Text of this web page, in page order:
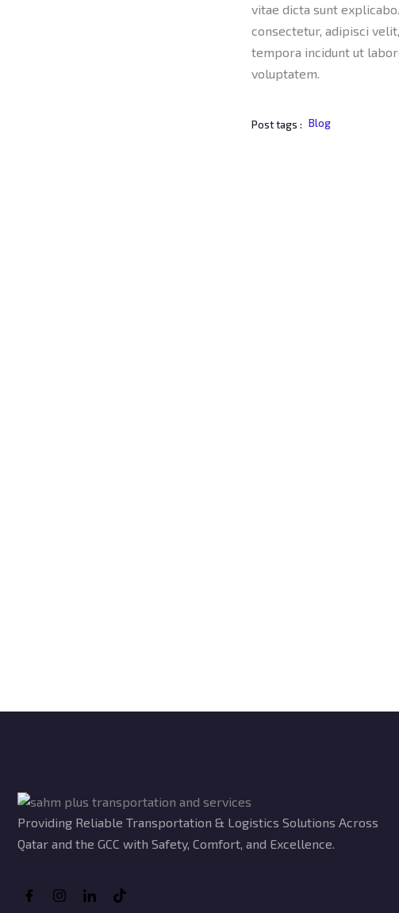
vitae dicta sunt
consectetur, adipisci
tempora incidunt ut
voluptatem.
Post tags : Blog
Providing Reliable Transportation & Logistics Solutions Across
Qatar and the GCC with Safety, Comfort, and Excellence.